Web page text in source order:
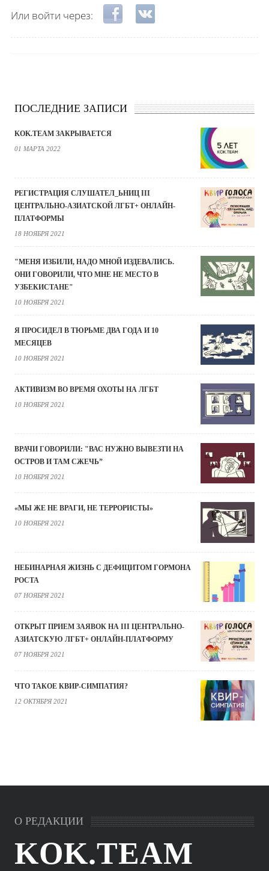
Или войти через: Login with Facebook
Login with ВКонтакте
ПОСЛЕДНИЕ ЗАПИСИ
KOK.TEAM ЗАКРЫВАЕТСЯ
01 МАРТА 2022
РЕГИСТРАЦИЯ СЛУШАТЕЛ_ЬНИЦ III
ЦЕНТРАЛЬНО-АЗИАТСКОЙ ЛГБТ+ ОНЛАЙН-
ПЛАТФОРМЫ
18 НОЯБРЯ 2021
"МЕНЯ ИЗБИЛИ, НАДО МНОЙ ИЗДЕВАЛИСЬ.
ОНИ ГОВОРИЛИ, ЧТО МНЕ НЕ МЕСТО В
УЗБЕКИСТАНЕ"
10 НОЯБРЯ 2021
Я ПРОСИДЕЛ В ТЮРЬМЕ ДВА ГОДА И 10
МЕСЯЦЕВ
10 НОЯБРЯ 2021
АКТИВИЗМ ВО ВРЕМЯ ОХОТЫ НА ЛГБТ
10 НОЯБРЯ 2021
ВРАЧИ ГОВОРИЛИ: "ВАС НУЖНО ВЫВЕЗТИ НА
ОСТРОВ И ТАМ СЖЕЧЬ”
10 НОЯБРЯ 2021
«МЫ ЖЕ НЕ ВРАГИ, НЕ ТЕРРОРИСТЫ»
10 НОЯБРЯ 2021
НЕБИНАРНАЯ ЖИЗНЬ С ДЕФИЦИТОМ ГОРМОНА
РОСТА
07 НОЯБРЯ 2021
ОТКРЫТ ПРИЕМ ЗАЯВОК НА III ЦЕНТРАЛЬНО-
АЗИАТСКУЮ ЛГБТ+ ОНЛАЙН-ПЛАТФОРМУ
07 НОЯБРЯ 2021
ЧТО ТАКОЕ КВИР-СИМПАТИЯ?
12 ОКТЯБРЯ 2021
О РЕДАКЦИИ
KOK.TEAM